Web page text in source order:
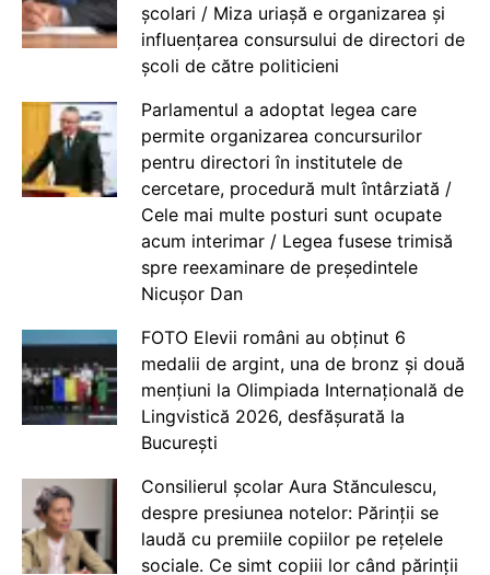
școlari / Miza uriașă e organizarea și
influențarea consursului de directori de
școli de către politicieni
Parlamentul a adoptat legea care
permite organizarea concursurilor
pentru directori în institutele de
cercetare, procedură mult întârziată /
Cele mai multe posturi sunt ocupate
acum interimar / Legea fusese trimisă
spre reexaminare de președintele
Nicușor Dan
FOTO Elevii români au obținut 6
medalii de argint, una de bronz și două
mențiuni la Olimpiada Internațională de
Lingvistică 2026, desfășurată la
București
Consilierul școlar Aura Stănculescu,
despre presiunea notelor: Părinții se
laudă cu premiile copiilor pe rețelele
sociale. Ce simt copiii lor când părinții